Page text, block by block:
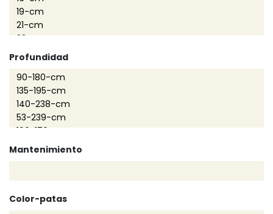
Profundidad
Mantenimiento
Color-patas